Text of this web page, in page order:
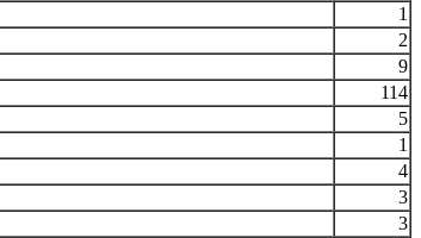
1
2
9
114
5
1
4
3
3